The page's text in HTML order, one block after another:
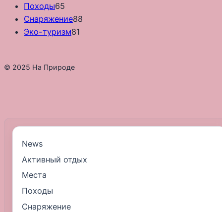
Походы65
Снаряжение88
Эко-туризм81
© 2025 На Природе
News
Активный отдых
Места
Походы
Снаряжение